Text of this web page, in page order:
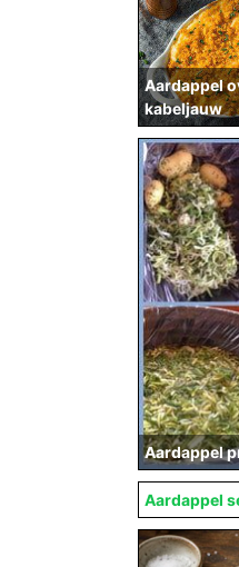
Aardappel
kabeljauw
Aardappel
Aardappel